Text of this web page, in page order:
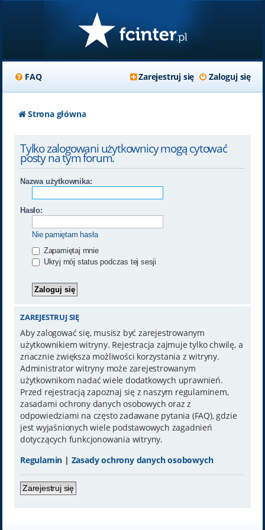
FAQ Zaloguj się
Zarejestruj się
Strona główna
Tylko zalogowani użytkownicy mogą cytować
posty na tym forum.
Nazwa użytkownika:
Hasło:
Nie pamiętam hasła
Zapamiętaj mnie
Ukryj mój status podczas tej sesji
ZAREJESTRUJ SIĘ
Aby zalogować się, musisz być zarejestrowanym
użytkownikiem witryny. Rejestracja zajmuje tylko chwilę, a
znacznie zwiększa możliwości korzystania z witryny.
Administrator witryny może zarejestrowanym
użytkownikom nadać wiele dodatkowych uprawnień.
Przed rejestracją zapoznaj się z naszym regulaminem,
zasadami ochrony danych osobowych oraz z
odpowiedziami na często zadawane pytania (FAQ), gdzie
jest wyjaśnionych wiele podstawowych zagadnień
dotyczących funkcjonowania witryny.
Regulamin | Zasady ochrony danych osobowych
Zarejestruj się